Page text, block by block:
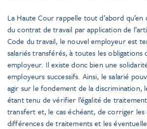
La Haute Cour rappelle tout d’abord
du contrat de travail par application de
Code du travail, le nouvel employeur est
salariés transférés, à toutes les obligations
employeur. Il existe donc bien une
employeurs successifs. Ainsi, le salarié
agir sur le fondement de la discrimination,
étant tenu de vérifier l’égalité de
transfert et, le cas échéant, de corriger les
différences de traitements et les